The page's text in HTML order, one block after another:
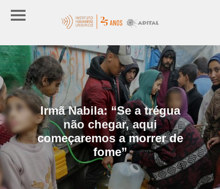
Irmã Nabila: “Se a trégua
não chegar, aqui
começaremos a morrer de
fome”